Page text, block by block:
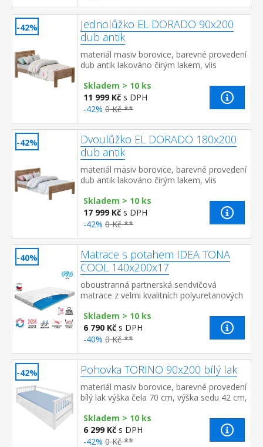
-42%
Jednolůžko EL DORADO 90x200
dub antik
materiál masiv borovice, barevné provedení
dub antik lakováno čirým lakem, vlis
matrace doporučený r...
Skladem > 10 ks
11 999 Kč s DPH
-42% 0 Kč **
-42%
Dvoulůžko EL DORADO 180x200
dub antik
materiál masiv borovice, barevné provedení
dub antik lakováno čirým lakem, vlis
matrace doporučený r...
Skladem > 10 ks
17 999 Kč s DPH
-42% 0 Kč **
-40%
Matrace s potahem IDEA TONA
COOL 140x200x17
oboustranná partnerská sendvičová
matrace z velmi kvalitních polyuretanových
strany – 7zónová anatomická prof...
Skladem > 10 ks
6 790 Kč s DPH
-40% 0 Kč **
-42% Pohovka TORINO 90x200 bílý lak
materiál masiv borovice, barevné provedení
bílý lak výška čela 70 cm, výška sedu 42 cm,
doporučená výška ...
Skladem > 10 ks
6 299 Kč s DPH
-42% 0 Kč **